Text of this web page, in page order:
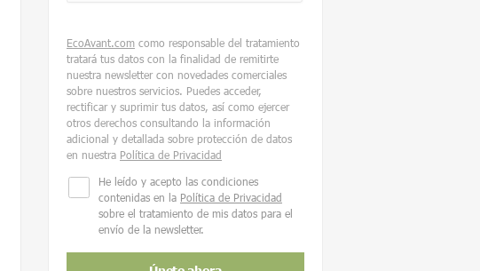
EcoAvant.com como responsable del tratamiento
tratará tus datos con la finalidad de remitirte
nuestra newsletter con novedades comerciales
sobre nuestros servicios. Puedes acceder,
rectificar y suprimir tus datos, así como ejercer
otros derechos consultando la información
adicional y detallada sobre protección de datos
en nuestra Política de Privacidad
He leído y acepto las condiciones
contenidas en la Política de Privacidad
sobre el tratamiento de mis datos para el
envío de la newsletter.